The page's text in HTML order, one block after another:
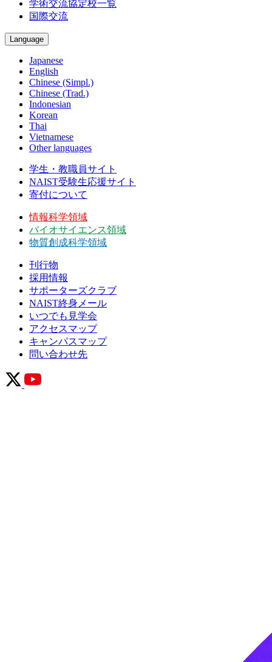
学術交流協定校一覧
国際交流
Language
Japanese
English
Chinese (Simpl.)
Chinese (Trad.)
Indonesian
Korean
Thai
Vietnamese
Other languages
学生・教職員サイト
NAIST受験生応援サイト
寄付について
情報科学領域
バイオサイエンス領域
物質創成科学領域
刊行物
採用情報
サポーターズクラブ
NAIST終身メール
いつでも見学会
アクセスマップ
キャンパスマップ
問い合わせ先